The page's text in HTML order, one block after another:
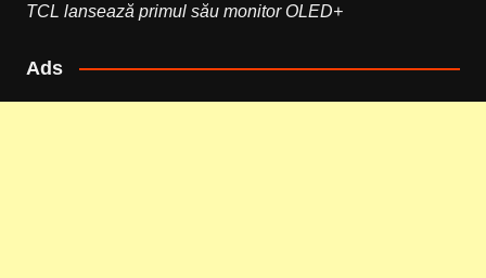
TCL lansează primul său monitor OLED+
Ads